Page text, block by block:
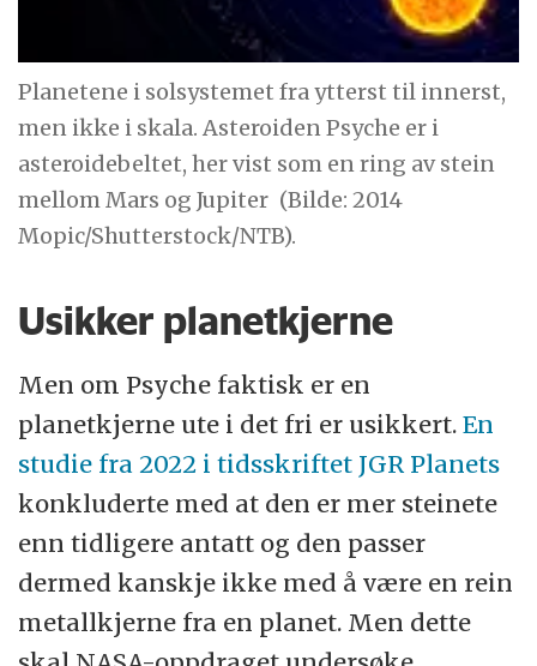
Planetene i solsystemet fra ytterst til innerst,
men ikke i skala. Asteroiden Psyche er i
asteroidebeltet, her vist som en ring av stein
mellom Mars og Jupiter (Bilde: 2014
Mopic/Shutterstock/NTB).
Usikker planetkjerne
Men om Psyche faktisk er en
planetkjerne ute i det fri er usikkert.En
studie fra 2022 i tidsskriftet JGR Planets
konkluderte med at den er mer steinete
enn tidligere antatt og den passer
dermed kanskje ikke med å være en rein
metallkjerne fra en planet. Men dette